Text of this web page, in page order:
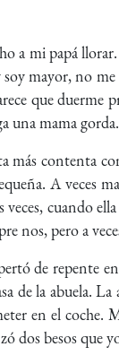
a mi papá
mayor, no me
que duerme
una mama gorda.
más contenta
A veces
cuando
nos, pero a
de repente
de la abuela.
en el coche.
dos besos que